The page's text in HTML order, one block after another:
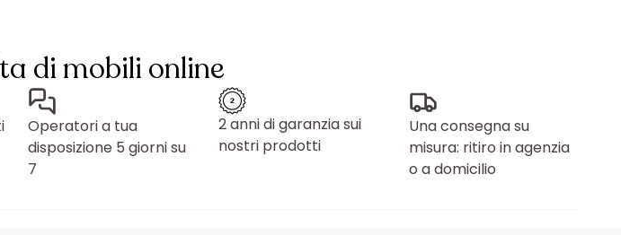
di mobili online
Operatori a tua
disposizione 5 giorni su
7
2 anni di garanzia sui
nostri prodotti
Una consegna su
misura: ritiro in agenzia
o a domicilio